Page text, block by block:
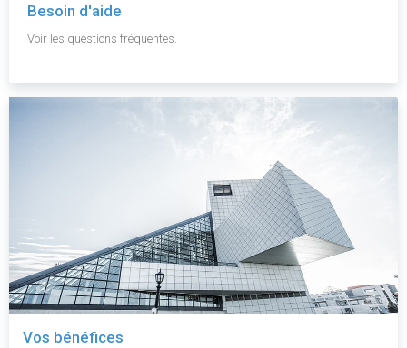
Besoin d'aide
Voir les questions fréquentes.
Vos bénéfices